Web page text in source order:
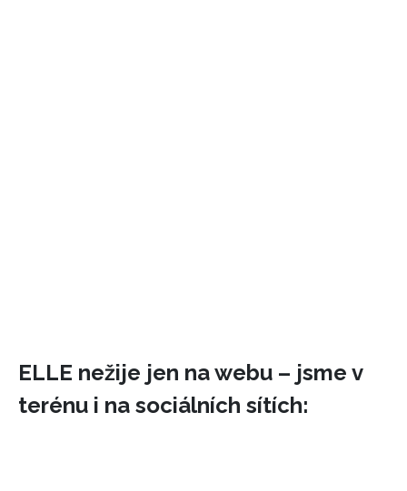
ELLE nežije jen na webu – jsme v
terénu i na sociálních sítích: